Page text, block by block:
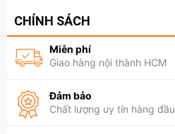
link sau: https://www.petsaigon.vn/
CHÍNH SÁCH
Miễn phí
Giao hàng nội thành HCM
Đảm bảo
Chất lượng uy tín hàng đầu